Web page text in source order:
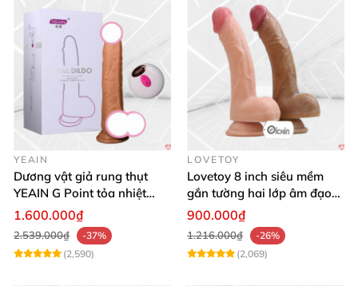
YEAIN
Dương vật giả rung thụt
YEAIN G Point tỏa nhiệt
điều khiển từ xa
1.600.000₫
2.539.000₫
-37%
(2,590)
LOVETOY
Lovetoy 8 inch siêu mềm
gắn tường hai lớp âm đạo
giả chuẩn y tế
900.000₫
1.216.000₫
-26%
(2,069)